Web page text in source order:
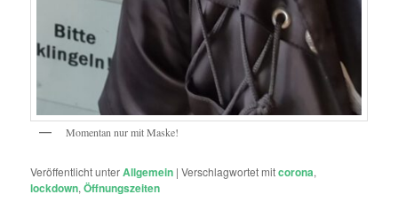
Momentan nur mit Maske!
Veröffentlicht unterAllgemein |Verschlagwortet mitcorona,
lockdown,Öffnungszeiten